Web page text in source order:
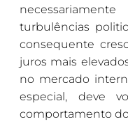
turbulências
consequente
juros mais
no mercado
especial, deve
comportamento